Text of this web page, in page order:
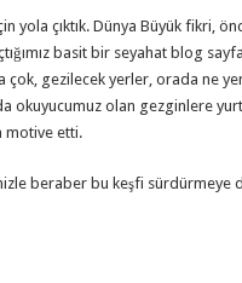
yola çıktık. Dünya Büyük fikri,
basit bir seyahat blog
gezilecek yerler, orada ne
okuyucumuz olan gezginlere
motive etti.
beraber bu keşfi sürdürmeye